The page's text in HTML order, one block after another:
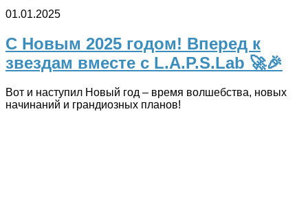
01.01.2025
С Новым 2025 годом! Вперед к
звездам вместе с L.A.P.S.Lab 🚀🎉
Вот и наступил Новый год – время волшебства, новых
начинаний и грандиозных планов!